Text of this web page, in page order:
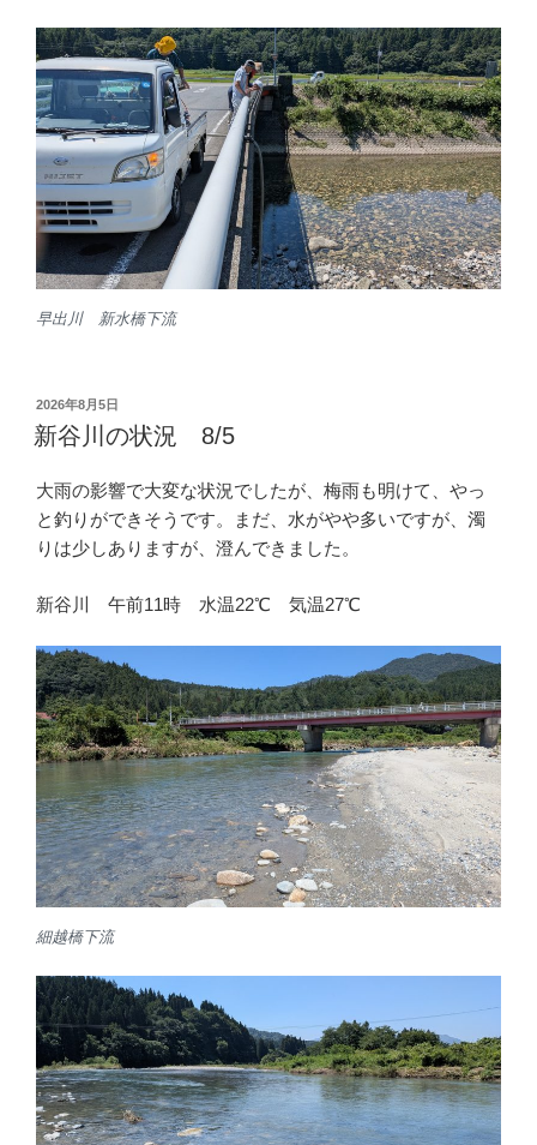
早出川 新水橋下流
投
稿
日:
2026年8月5日
新谷川の状況 8/5
大雨の影響で大変な状況でしたが、梅雨も明けて、やっ
と釣りができそうです。まだ、水がやや多いですが、濁
りは少しありますが、澄んできました。
新谷川 午前11時 水温22℃ 気温27℃
細越橋下流